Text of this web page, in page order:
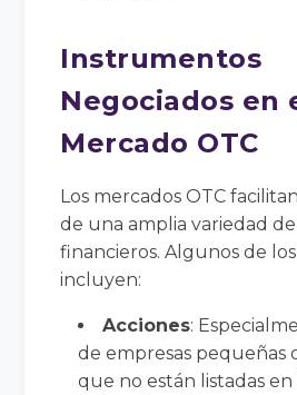
Instrumentos
Negociados en
Mercado OTC
Los mercados OTC
de una amplia variedad
financieros. Algunos de
incluyen:
Acciones:
de empresas pequeñas
que no están listadas en